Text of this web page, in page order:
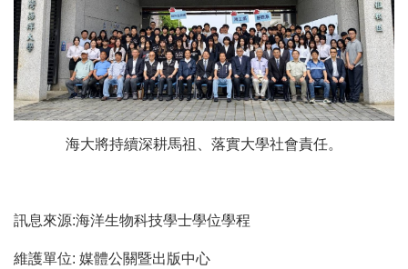
海大將持續深耕馬祖、落實大學社會責任。
訊息來源:海洋生物科技學士學位學程
維護單位: 媒體公關暨出版中心